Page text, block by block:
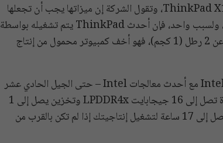
أعلنت لينوفو عن أحدث إضافة إلى مجموعة ThinkPad X1: X1 Nano، وتقول الشركة إن ميزاتها يجب أن تجعلها
كمبيوتر محمول أنيقًا ولكنه قوي ومثالي لمحترفي الأعمال، ولسبب واحد، فإن أحدث ThinkPad يتم تشغيله بواسطة
معالجات Intel Core من الجيل الحادي عشر؛ ويقل وزنه عن 2 رطل (1 كجم)، فهو أخف كمبيوتر محمول من إنتاج
X1 Nano هو أول ThinkPad يعتمد على منصة Intel Evo مع أحدث معالجات Intel – حتى الجيل الحادي عشر
من Core i7 – والأول مع إمكانات 5G. يمكن تهيئته بذاكرة تصل إلى 16 جيجابايت LPDDR4x وتخزين يصل إلى 1
تيرابايت PCIe SSD، وتعد Lenovo أيضًا بعمر بطارية يصل إلى 17 ساعة لتشغيل إنتاجيتك إذا لم تكن بالقرب من